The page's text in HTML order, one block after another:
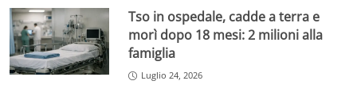
Tso in ospedale, cadde a terra e
morì dopo 18 mesi: 2 milioni alla
famiglia
Luglio 24, 2026